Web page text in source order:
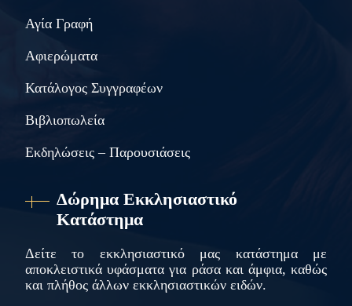
Αγία Γραφή
Αφιερώματα
Κατάλογος Συγγραφέων
Βιβλιοπωλεία
Εκδηλώσεις – Παρουσιάσεις
Δώρημα Εκκλησιαστικό
Κατάστημα
Δείτε το εκκλησιαστικό μας κατάστημα με
αποκλειστικά υφάσματα για ράσα και άμφια, καθώς
και πλήθος άλλων εκκλησιαστικών ειδών.